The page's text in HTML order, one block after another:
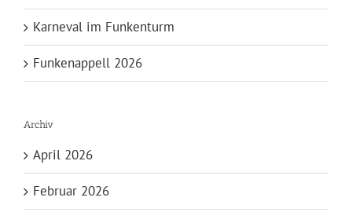
Karneval im Funkenturm
Funkenappell 2026
Archiv
April 2026
Februar 2026